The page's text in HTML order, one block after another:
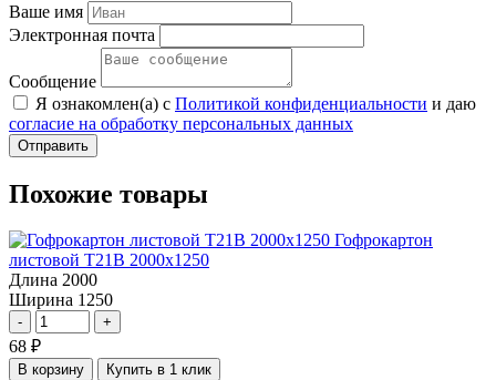
Ваше имя
Электронная почта
Сообщение
Я ознакомлен(а) с Политикой конфиденциальности и даю
согласие на обработку персональных данных
Отправить
Похожие товары
Гофрокартон
листовой Т21В 2000х1250
Длина 2000
Ширина 1250
- +
68 ₽
В корзину Купить в 1 клик